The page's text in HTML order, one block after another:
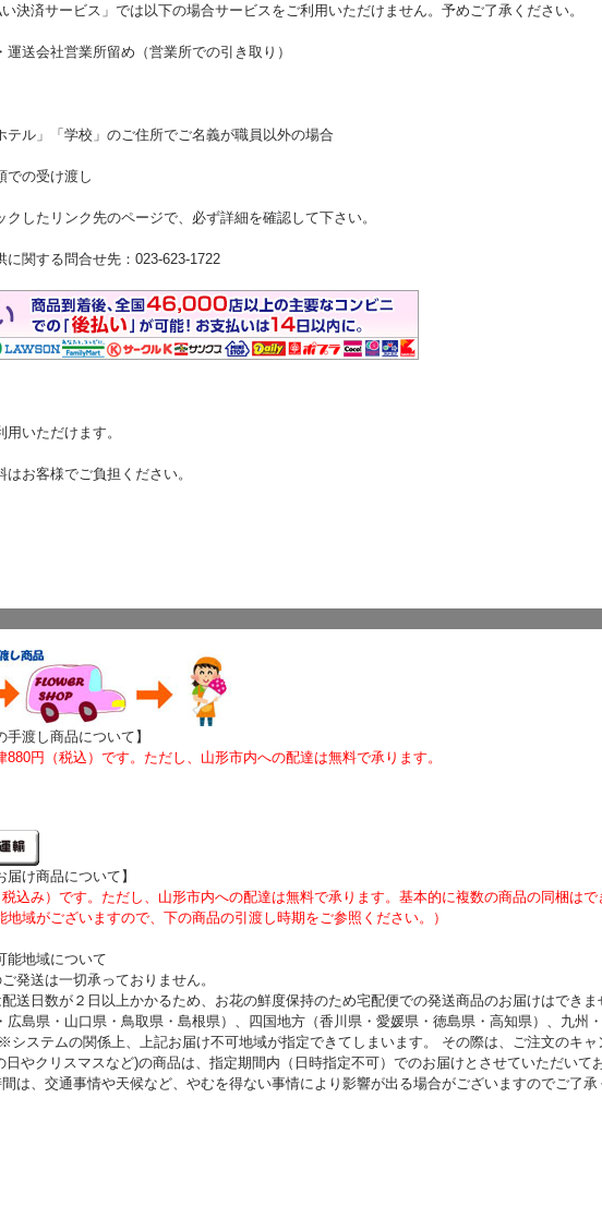
決済サービス」では以下の場合サービスをご利用いただけません。予めご了承ください。
運送会社営業所留め（営業所での引き取り）
テル」「学校」のご住所でご名義が職員以外の場合
での受け渡し
クしたリンク先のページで、必ず詳細を確認して下さい。
に関する問合せ先：023-623-1722
いただけます。
はお客様でご負担ください。
手渡し商品について 】
880円（税込）です。ただし、山形市内への配達は無料で承ります。
届け商品について】
込み）です。ただし、山形市内への配達は無料で承ります。基本的に複数の商品の同梱はで
地域がございますので、下の商品の引渡し時期をご参照ください。）
能地域について
発送は一切承っておりません。
送日数が２日以上かかるため、お花の鮮度保持のため宅配便での発送商品のお届けはで
広島県・山口県・鳥取県・島根県）、四国地方（香川県・愛媛県・徳島県・高知県）、九
システムの関係上、上記お届け不可地域が指定できてしまいます。 その際は、ご注文のキ
日やクリスマスなど)の商品は、指定期間内（日時指定不可）でのお届けとさせていただいて
は、交通事情や天候など、やむを得ない事情により影響が出る場合がございますのでご了承